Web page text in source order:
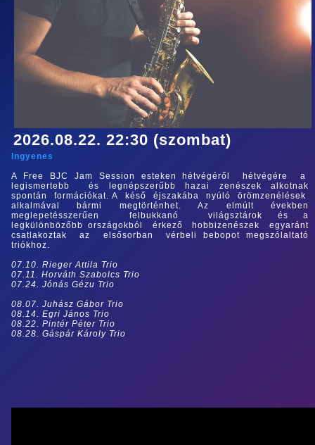
2026.08.22. 22:30 (szombat)
Ingyenes
A Free BJC Jam Session esteken hétvégéről hétvégére a
legismertebb és legnépszerűbb hazai zenészek alkotnak
spontán formációkat. A késő éjszakába nyúló örömzenélések
alkalmával bármi megtörténhet. Az elmúlt években
meglepetésszerűen felbukkanó világsztárok és a
legkülönbözőbb országokból érkező hobbizenészek egyaránt
csatlakoztak az elsősorban vérbeli bebopot megszólaltató
triókhoz.
07.10. Rieger Attila Trio
07.11. Horváth Szabolcs Trio
07.24. Jónás Gézu Trio
08.07. Juhász Gábor Trio
08.14. Egri János Trio
08.22. Pintér Péter Trio
08.28. Gáspár Károly Trio